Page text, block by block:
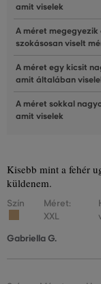
amit viselek
A méret
szokásosan viselt
A méret egy kicsit
amit általában
A méret sokkal
amit viselek
Kisebb mint a fehér
küldenem.
Szín
Méret:
XXL
Gabriella G.